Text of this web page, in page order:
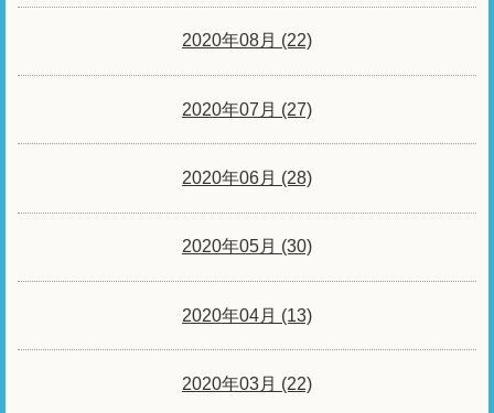
2020年08月 (22)
2020年07月 (27)
2020年06月 (28)
2020年05月 (30)
2020年04月 (13)
2020年03月 (22)